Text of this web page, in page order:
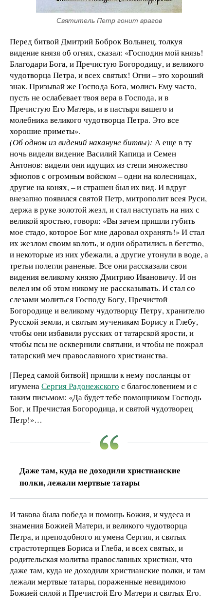
Святитель Петр гонит врагов
Перед битвой Дмитрий Боброк Волынец, толкуя
видение князя об огнях, сказал: «Господин мой князь!
Благодари Бога, и Пречистую Богородицу, и великого
чудотворца Петра, и всех святых! Огни – это хороший
знак. Призывай же Господа Бога, молись Ему часто,
пусть не ослабевает твоя вера в Господа, и в
Пречистую Его Матерь, и в пастыря вашего и
молебника великого чудотворца Петра. Это все
хорошие приметы».
(Об одном из видений накануне битвы): А еще в ту
ночь видели видение Василий Капица и Семен
Антонов: видели они идущих из степи множество
эфиопов с огромным войском – одни на колесницах,
другие на конях, – и страшен был их вид. И вдруг
внезапно появился святой Петр, митрополит всея Руси,
держа в руке золотой жезл, и стал наступать на них с
великой яростью, говоря: «Вы зачем пришли губить
мое стадо, которое Бог мне даровал охранять!» И стал
их жезлом своим колоть, и одни обратились в бегство,
и некоторые из них убежали, а другие утонули в воде, а
третьи полегли раненые. Все они рассказали свои
видения великому князю Дмитрию Ивановичу. И он
велел им об этом никому не рассказывать. И стал со
слезами молиться Господу Богу, Пречистой
Богородице и великому чудотворцу Петру, хранителю
Русской земли, и святым мученикам Борису и Глебу,
чтобы они избавили русских от татарской ярости, и
чтобы псы не осквернили святыни, и чтобы не пожрал
татарский меч православного христианства.
[Перед самой битвой] пришли к нему посланцы от
игуменаСергия Радонежского с благословением и с
таким письмом: «Да будет тебе помощником Господь
Бог, и Пречистая Богородица, и святой чудотворец
Петр!»…
Даже там, куда не доходили христианские
полки, лежали мертвые татары
И такова была победа и помощь Божия, и чудеса и
знамения Божией Матери, и великого чудотворца
Петра, и преподобного игумена Сергия, и святых
страстотерпцев Бориса и Глеба, и всех святых, и
родительская молитва православных христиан, что
даже там, куда не доходили христианские полки, и там
лежали мертвые татары, пораженные невидимою
Божией силой и Пречистой Его Матери и святых Его.